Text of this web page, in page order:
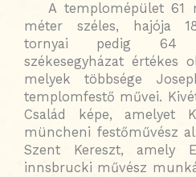
A templomépület 61
méter széles, hajója
tornyai pedig 64
székesegyházat értékes
melyek többsége
templomfestő művei.
Család képe, amelyet
müncheni festőművész
Szent Kereszt, amely
innsbrucki művész